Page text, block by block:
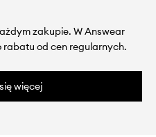
zakupie. W Answear
rabatu od cen regularnych.
więcej